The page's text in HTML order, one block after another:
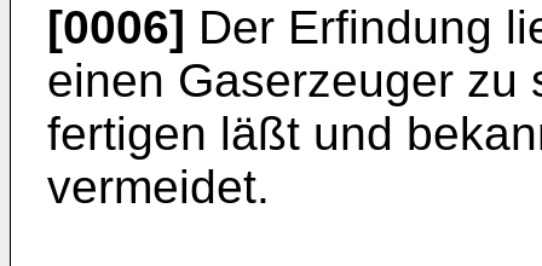
[0006] Der Erfindung
einen Gaserzeuger zu
fertigen läßt und
vermeidet.